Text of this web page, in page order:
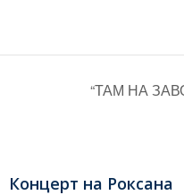
“ТАМ НА
Концерт на Роксана